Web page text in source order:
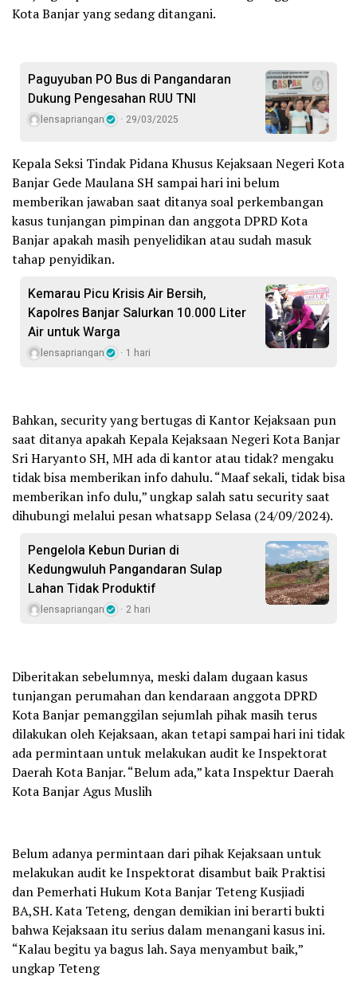
Kota Banjar yang sedang ditangani.
Paguyuban PO Bus di Pangandaran
Dukung Pengesahan RUU TNI
lensapriangan 29/03/2025
Kepala Seksi Tindak Pidana Khusus Kejaksaan Negeri Kota
Banjar Gede Maulana SH sampai hari ini belum
memberikan jawaban saat ditanya soal perkembangan
kasus tunjangan pimpinan dan anggota DPRD Kota
Banjar apakah masih penyelidikan atau sudah masuk
tahap penyidikan.
Kemarau Picu Krisis Air Bersih,
Kapolres Banjar Salurkan 10.000 Liter
Air untuk Warga
lensapriangan 1 hari
Bahkan, security yang bertugas di Kantor Kejaksaan pun
saat ditanya apakah Kepala Kejaksaan Negeri Kota Banjar
Sri Haryanto SH, MH ada di kantor atau tidak? mengaku
tidak bisa memberikan info dahulu. “Maaf sekali, tidak bisa
memberikan info dulu,” ungkap salah satu security saat
dihubungi melalui pesan whatsapp Selasa (24/09/2024).
Pengelola Kebun Durian di
Kedungwuluh Pangandaran Sulap
Lahan Tidak Produktif ‎
lensapriangan 2 hari
Diberitakan sebelumnya, meski dalam dugaan kasus
tunjangan perumahan dan kendaraan anggota DPRD
Kota Banjar pemanggilan sejumlah pihak masih terus
dilakukan oleh Kejaksaan, akan tetapi sampai hari ini tidak
ada permintaan untuk melakukan audit ke Inspektorat
Daerah Kota Banjar. “Belum ada,” kata Inspektur Daerah
Kota Banjar Agus Muslih
Belum adanya permintaan dari pihak Kejaksaan untuk
melakukan audit ke Inspektorat disambut baik Praktisi
dan Pemerhati Hukum Kota Banjar Teteng Kusjiadi
BA,SH. Kata Teteng, dengan demikian ini berarti bukti
bahwa Kejaksaan itu serius dalam menangani kasus ini.
“Kalau begitu ya bagus lah. Saya menyambut baik,”
ungkap Teteng